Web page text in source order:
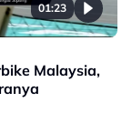
01:23
Malaysia,